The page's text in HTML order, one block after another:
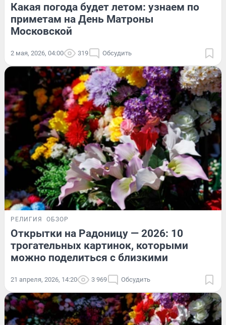
Какая погода будет летом: узнаем по
приметам на День Матроны
Московской
2 мая, 2026, 04:00 319 Обсудить
РЕЛИГИЯ ОБЗОР
Открытки на Радоницу — 2026: 10
трогательных картинок, которыми
можно поделиться с близкими
21 апреля, 2026, 14:20 3 969 Обсудить